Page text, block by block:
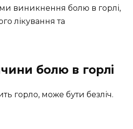
виникнення болю в горлі,
лікування та
болю в горлі
горло, може бути безліч.